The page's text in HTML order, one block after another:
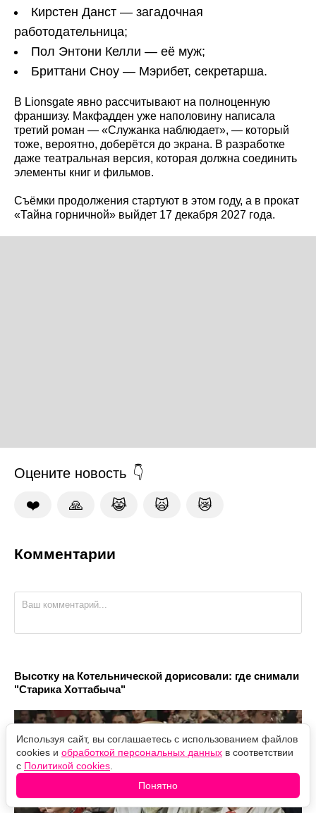
Кирстен Данст — загадочная
работодательница;
Пол Энтони Келли — её муж;
Бриттани Сноу — Мэрибет, секретарша.
В Lionsgate явно рассчитывают на полноценную
франшизу. Макфадден уже наполовину написала
третий роман — «Служанка наблюдает», — который
тоже, вероятно, доберётся до экрана. В разработке
даже театральная версия, которая должна соединить
элементы книг и фильмов.
Съёмки продолжения стартуют в этом году, а в прокат
«Тайна горничной» выйдет 17 декабря 2027 года.
Оцените новость
❤️ 🙏 😹 🙀 😿
Комментарии
Высотку на Котельнической дорисовали: где снимали
"Старика Хоттабыча"
Используя сайт, вы соглашаетесь с использованием файлов
cookies и обработкой персональных данных в соответствии
с Политикой cookies
Понятно